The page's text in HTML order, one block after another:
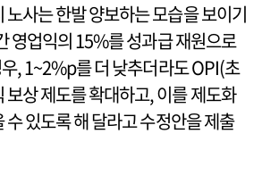
노사는 한발 양보하는 모습을 보이기
영업익의 15%를 성과급 재원으로
, 1~2%p를 더 낮추더라도 OPI(초
상 제도를 확대하고, 이를 제도화
수 있도록 해 달라고 수정안을 제출